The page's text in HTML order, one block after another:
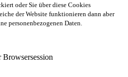
oder Sie über diese Cookies
der Website funktionieren dann aber
personenbezogenen Daten.